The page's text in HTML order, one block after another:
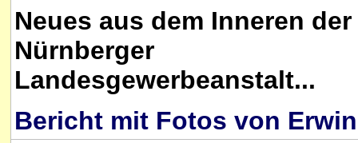
Neues aus dem Inneren der
Nürnberger
Landesgewerbeanstalt...
Bericht mit Fotos von Erwin